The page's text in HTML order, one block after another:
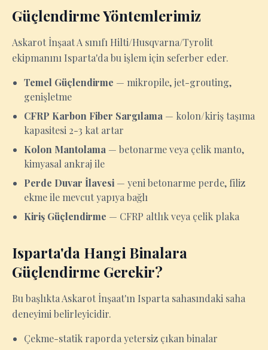
Güçlendirme Yöntemlerimiz
Askarot İnşaat A sınıfı Hilti/Husqvarna/Tyrolit
ekipmanını Isparta'da bu işlem için seferber eder.
Temel Güçlendirme — mikropile, jet-grouting,
genişletme
CFRP Karbon Fiber Sargılama — kolon/kiriş taşıma
kapasitesi 2-3 kat artar
Kolon Mantolama — betonarme veya çelik manto,
kimyasal ankraj ile
Perde Duvar İlavesi — yeni betonarme perde, filiz
ekme ile mevcut yapıya bağlı
Kiriş Güçlendirme — CFRP altlık veya çelik plaka
Isparta'da Hangi Binalara
Güçlendirme Gerekir?
Bu başlıkta Askarot İnşaat'ın Isparta sahasındaki saha
deneyimi belirleyicidir.
Çekme-statik raporda yetersiz çıkan binalar